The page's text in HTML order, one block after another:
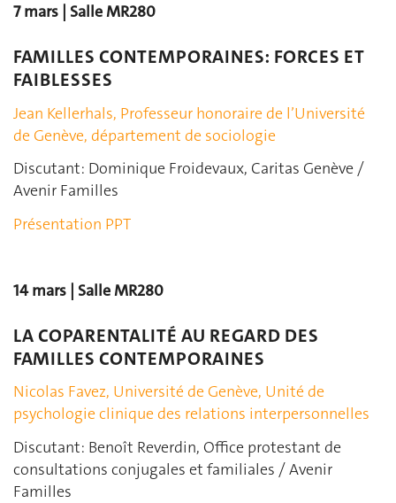
7 mars | Salle MR280
FAMILLES CONTEMPORAINES: FORCES ET
FAIBLESSES
Jean Kellerhals, Professeur honoraire de l’Université
de Genève, département de sociologie
Discutant: Dominique Froidevaux, Caritas Genève /
Avenir Familles
Présentation PPT
14 mars | Salle MR280
LA COPARENTALITÉ AU REGARD DES
FAMILLES CONTEMPORAINES
Nicolas Favez, Université de Genève, Unité de
psychologie clinique des relations interpersonnelles
Discutant: Benoît Reverdin, Office protestant de
consultations conjugales et familiales / Avenir
Familles